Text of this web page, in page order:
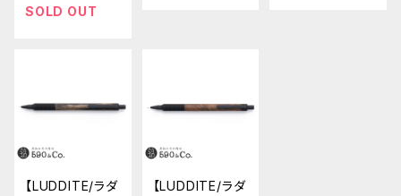
SOLD OUT
【LUDDITE/ラダ
【LUDDITE/ラダ